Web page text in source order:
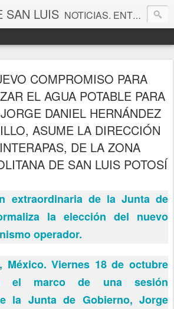
SAN LUIS NOTICIAS. ENTRETENIMIENTO. EDITORIALES. CANAL DE VÍDEOS. GALERÍA DE FOTOGRAFÍAS.
COMPROMISO PARA
EL AGUA POTABLE PARA
DANIEL HERNÁNDEZ
ASUME LA DIRECCIÓN
DE LA ZONA
DE SAN LUIS POTOSÍ
extraordinaria de la Junta de
la elección del nuevo
operador.
México. Viernes 18 de octubre
el marco de una sesión
la Junta de Gobierno, Jorge